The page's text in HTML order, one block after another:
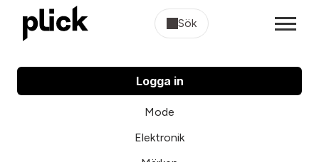
Sök
Logga in
Mode
Elektronik